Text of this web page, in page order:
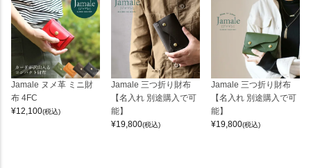
Jamale ヌメ革 ミニ財
布 4FC
¥12,100(税込)
Jamale 三つ折り財布
【名入れ 別途購入で可
能】
¥19,800(税込)
Jamale 三つ折り財布
【名入れ 別途購入で可
能】
¥19,800(税込)